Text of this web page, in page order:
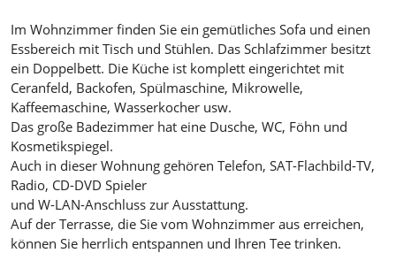
Im Wohnzimmer finden Sie ein gemütliches Sofa und einen
Essbereich mit Tisch und Stühlen. Das Schlafzimmer besitzt
ein Doppelbett. Die Küche ist komplett eingerichtet mit
Ceranfeld, Backofen, Spülmaschine, Mikrowelle,
Kaffeemaschine, Wasserkocher usw.
Das große Badezimmer hat eine Dusche, WC, Föhn und
Kosmetikspiegel.
Auch in dieser Wohnung gehören Telefon, SAT-Flachbild-TV,
Radio, CD-DVD Spieler
und W-LAN-Anschluss zur Ausstattung.
Auf der Terrasse, die Sie vom Wohnzimmer aus erreichen,
können Sie herrlich entspannen und Ihren Tee trinken.